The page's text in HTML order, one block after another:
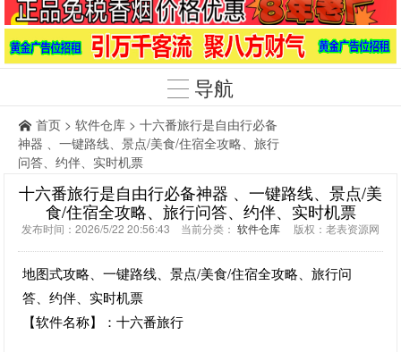
导航
首页 > 软件仓库 > 十六番旅行是自由行必备
神器 、一键路线、景点/美食/住宿全攻略、旅行
问答、约伴、实时机票
十六番旅行是自由行必备神器 、一键路线、景点/美
食/住宿全攻略、旅行问答、约伴、实时机票
发布时间：2026/5/22 20:56:43 当前分类： 软件仓库 版权：老表资源网
地图式攻略、一键路线、景点/美食/住宿全攻略、旅行问
答、约伴、实时机票
【软件名称】：十六番旅行